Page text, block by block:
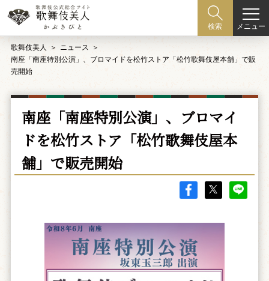
検索 メニュー
歌舞伎美人
ニュース
南座「南座特別公演」、ブロマイドを松竹ストア「松竹歌舞伎屋本舗」で販
売開始
南座「南座特別公演」、ブロマイ
ドを松竹ストア「松竹歌舞伎屋本
舗」で販売開始